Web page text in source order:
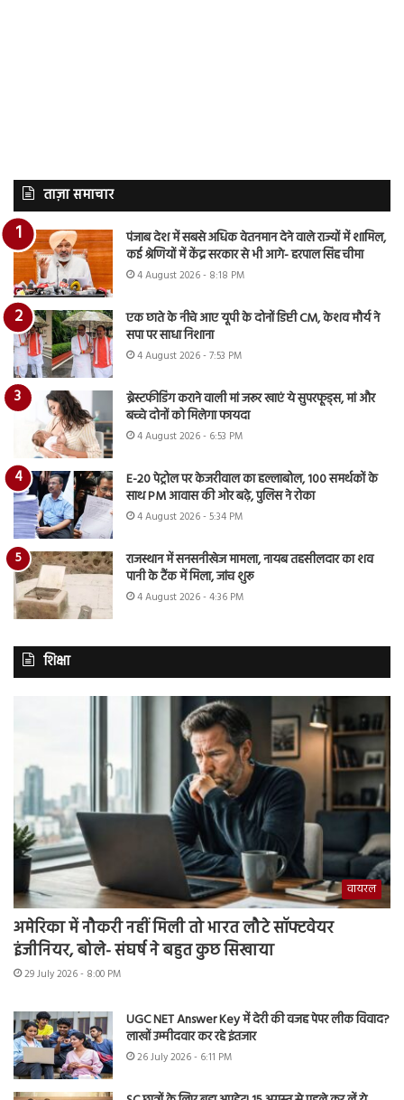
ताज़ा समाचार
पंजाब देश में सबसे अधिक वेतनमान देने वाले राज्यों में शामिल,
कई श्रेणियों में केंद्र सरकार से भी आगे- हरपाल सिंह चीमा
4 August 2026 - 8:18 PM
एक छाते के नीचे आए यूपी के दोनों डिप्टी CM, केशव मौर्य ने
सपा पर साधा निशाना
4 August 2026 - 7:53 PM
ब्रेस्टफीडिंग कराने वाली मां जरूर खाएं ये सुपरफूड्स, मां और
बच्चे दोनों को मिलेगा फायदा
4 August 2026 - 6:53 PM
E-20 पेट्रोल पर केजरीवाल का हल्लाबोल, 100 समर्थकों के
साथ PM आवास की ओर बढ़े, पुलिस ने रोका
4 August 2026 - 5:34 PM
राजस्थान में सनसनीखेज मामला, नायब तहसीलदार का शव
पानी के टैंक में मिला, जांच शुरू
4 August 2026 - 4:36 PM
शिक्षा
वायरल
अमेरिका में नौकरी नहीं मिली तो भारत लौटे सॉफ्टवेयर
इंजीनियर, बोले- संघर्ष ने बहुत कुछ सिखाया
29 July 2026 - 8:00 PM
UGC NET Answer Key में देरी की वजह पेपर लीक विवाद?
लाखों उम्मीदवार कर रहे इंतजार
26 July 2026 - 6:11 PM